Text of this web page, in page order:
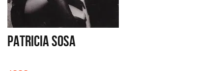
PATRICIA SOSA